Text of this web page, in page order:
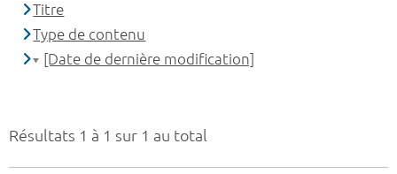
Résultats 1 à 1 sur 1 au total
Titre
Type de contenu
[Date de dernière modification]